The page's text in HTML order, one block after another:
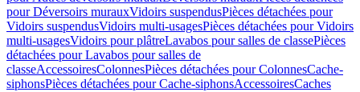
pour Déversoirs murauxVidoirs suspendusPièces détachées pour
Vidoirs suspendusVidoirs multi-usagesPièces détachées pour Vidoirs
multi-usagesVidoirs pour plâtreLavabos pour salles de classePièces
détachées pour Lavabos pour salles de
classeAccessoiresColonnesPièces détachées pour ColonnesCache-
siphonsPièces détachées pour Cache-siphonsAccessoiresCaches